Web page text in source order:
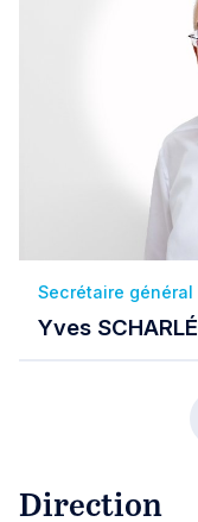
Secrétaire général
Yves SCHARLÉ
Direction